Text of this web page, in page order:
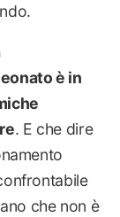
è in
. E che dire
che non è